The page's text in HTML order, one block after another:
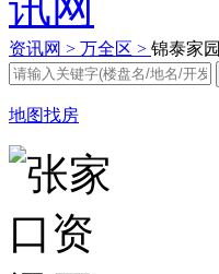
资讯网 > 万全区 > 锦泰家园
地图找房